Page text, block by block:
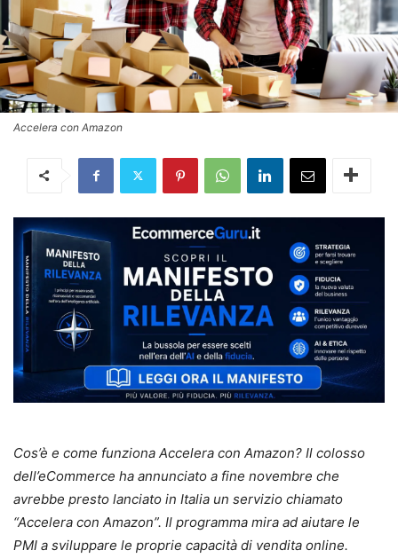
Accelera con Amazon
Cos’è e come funziona Accelera con Amazon? Il colosso
dell’eCommerce ha annunciato a fine novembre che
avrebbe presto lanciato in Italia un servizio chiamato
“Accelera con Amazon”. Il programma mira ad aiutare le
PMI a sviluppare le proprie capacità di vendita online.